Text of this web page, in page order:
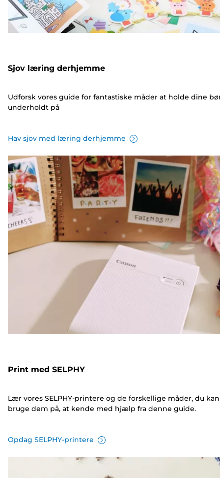
Sjov læring derhjemme
Udforsk vores guide for fantastiske måder at holde dine
underholdt på
Hav sjov med læring derhjemme
Print med SELPHY
Lær vores SELPHY-printere og de forskellige måder, du kan
bruge dem på, at kende med hjælp fra denne guide.
Opdag SELPHY-printere